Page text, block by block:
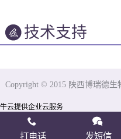
技术支持
Copyright © 2015 陕西博瑞德生
牛云提供企业云服务
打电话 发短信